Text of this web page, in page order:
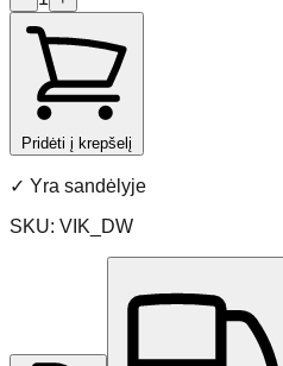
Pridėti į krepšelį
✓ Yra sandėlyje
SKU: VIK_DW